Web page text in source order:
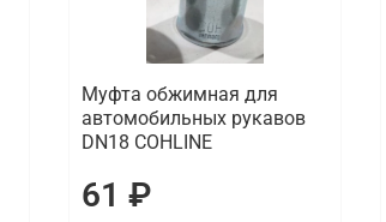
Муфта обжимная для
автомобильных рукавов
DN18 COHLINE
61 ₽